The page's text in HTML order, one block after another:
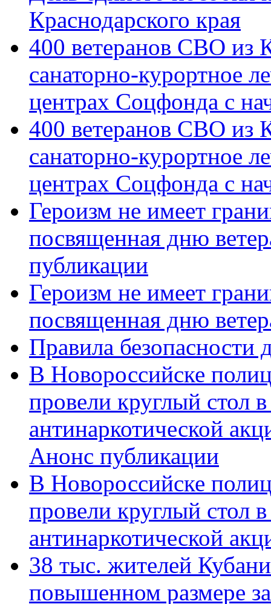
Краснодарского края
400 ветеранов СВО из
санаторно-курортное
центрах Соцфонда с
400 ветеранов СВО из
санаторно-курортное
центрах Соцфонда с
Героизм не имеет
посвященная дню
публикации
Героизм не имеет
посвященная дню
Правила безопасности
В Новороссийске
провели круглый стол
антинаркотической
Анонс публикации
В Новороссийске
провели круглый стол
антинаркотической
38 тыс. жителей
повышенном размере